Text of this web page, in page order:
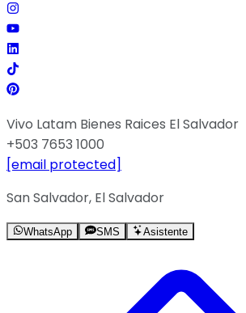
Vivo Latam Bienes Raices El Salvador
+503 7653 1000
[email protected]
San Salvador, El Salvador
WhatsApp SMS Asistente